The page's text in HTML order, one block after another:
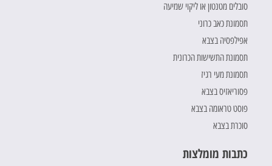
סובלים מטנטון או ליקוי שמיעה
תסמונת כאב כרוני
אפילפסיה בצבא
תסמונת התשישות הכרונית
תסמונת מעי רגיז
פסוריאזיס בצבא
פוסט טראומה בצבא
סוכרת בצבא
כתבות מומלצות